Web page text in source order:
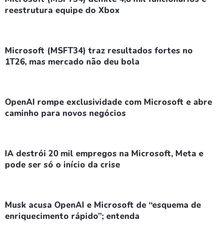
reestrutura equipe do Xbox
Microsoft (MSFT34) traz resultados fortes no
1T26, mas mercado não deu bola
OpenAI rompe exclusividade com Microsoft e abre
caminho para novos negócios
IA destrói 20 mil empregos na Microsoft, Meta e
pode ser só o início da crise
Musk acusa OpenAI e Microsoft de “esquema de
enriquecimento rápido”; entenda